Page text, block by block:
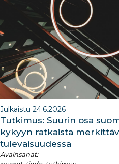
Julkaistu 24.6.2026
Tutkimus: Suurin osa
kykyyn ratkaista
tulevaisuudessa
Avainsanat: